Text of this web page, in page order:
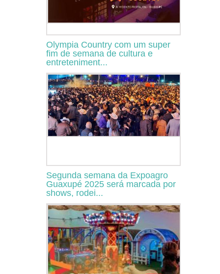
Olympia Country com um super
fim de semana de cultura e
entreteniment...
Segunda semana da Expoagro
Guaxupé 2025 será marcada por
shows, rodei...